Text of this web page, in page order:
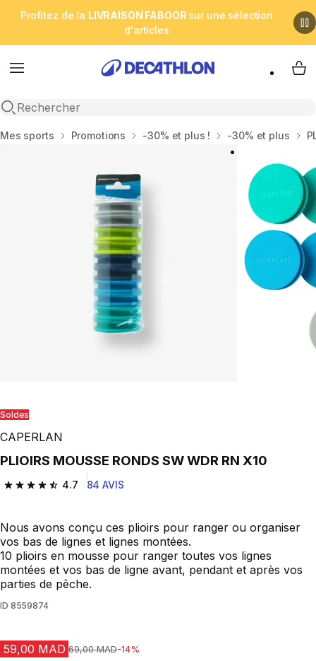
Profitez de la LIVRAISON FABOOR sur une sélection
d'articles
Menu
Open search
My
Accueil
Mes sports Promotions -30% et plus ! -30% et plus
Soldes
CAPERLAN
PLIOIRS MOUSSE RONDS SW WDR RN X10
4.7
4.7 out of 5 stars from 84 reviews
84 AVIS
Nous avons conçu ces plioirs pour ranger ou organiser
vos bas de lignes et lignes montées.
10 plioirs en mousse pour ranger toutes vos lignes
montées et vos bas de ligne avant, pendant et après vos
parties de pêche.
ID 8559874
59,00 MAD Prix avant la réduction
69,00 MAD-14%